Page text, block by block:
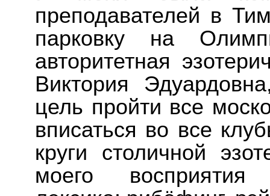
преподавателей в
парковку на
авторитетная
Виктория
цель пройти все
вписаться во все
круги столичной
моего восприятия